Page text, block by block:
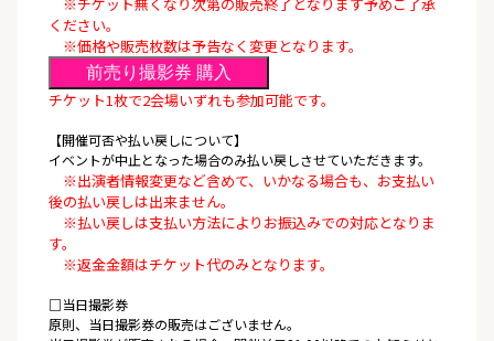
ください。
※価格や販売枚数は予告なく変更となります。
前売り撮影券 購入
チケット1枚で2会場いずれも参加可能です。
【開催可否や払い戻しについて】
イベントが中止となった場合のみ払い戻しさせていただきます。
※出演者情報変更など含めて、いかなる場合も、お支払い
後の払い戻しは出来ません。
※払い戻しは支払い方法によりお振込みでの対応となりま
す。
※返金金額はチケット代のみとなります。
□当日撮影券
原則、当日撮影券の販売はございません。